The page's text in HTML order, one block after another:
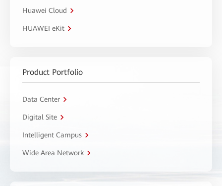
Huawei Cloud
HUAWEI eKit
Product Portfolio
Data Center
Digital Site
Intelligent Campus
Wide Area Network